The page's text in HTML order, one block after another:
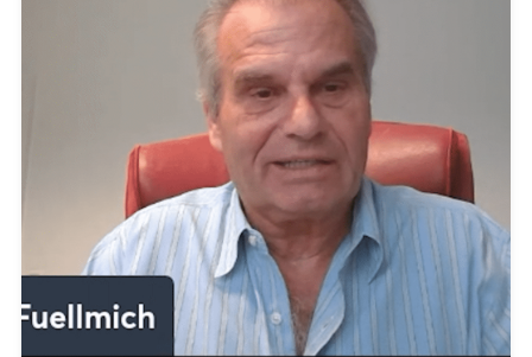
liittyvät verosäännöt eivät kuitenkaan ole kaikille
tuttuja. Tilaa Posi […]